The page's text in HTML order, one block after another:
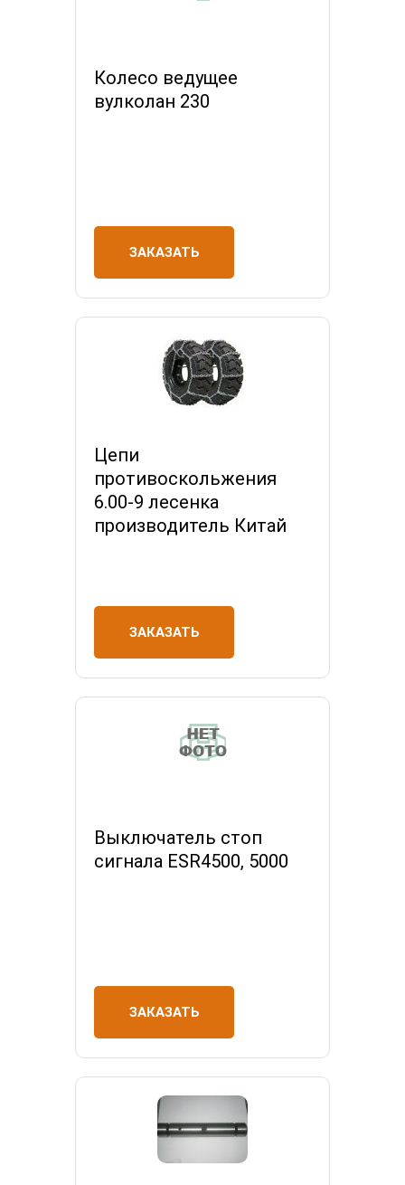
Колесо ведущее
вулколан 230
ЗАКАЗАТЬ
Цепи
противоскольжения
6.00-9 лесенка
производитель Китай
ЗАКАЗАТЬ
Выключатель стоп
сигнала ESR4500, 5000
ЗАКАЗАТЬ